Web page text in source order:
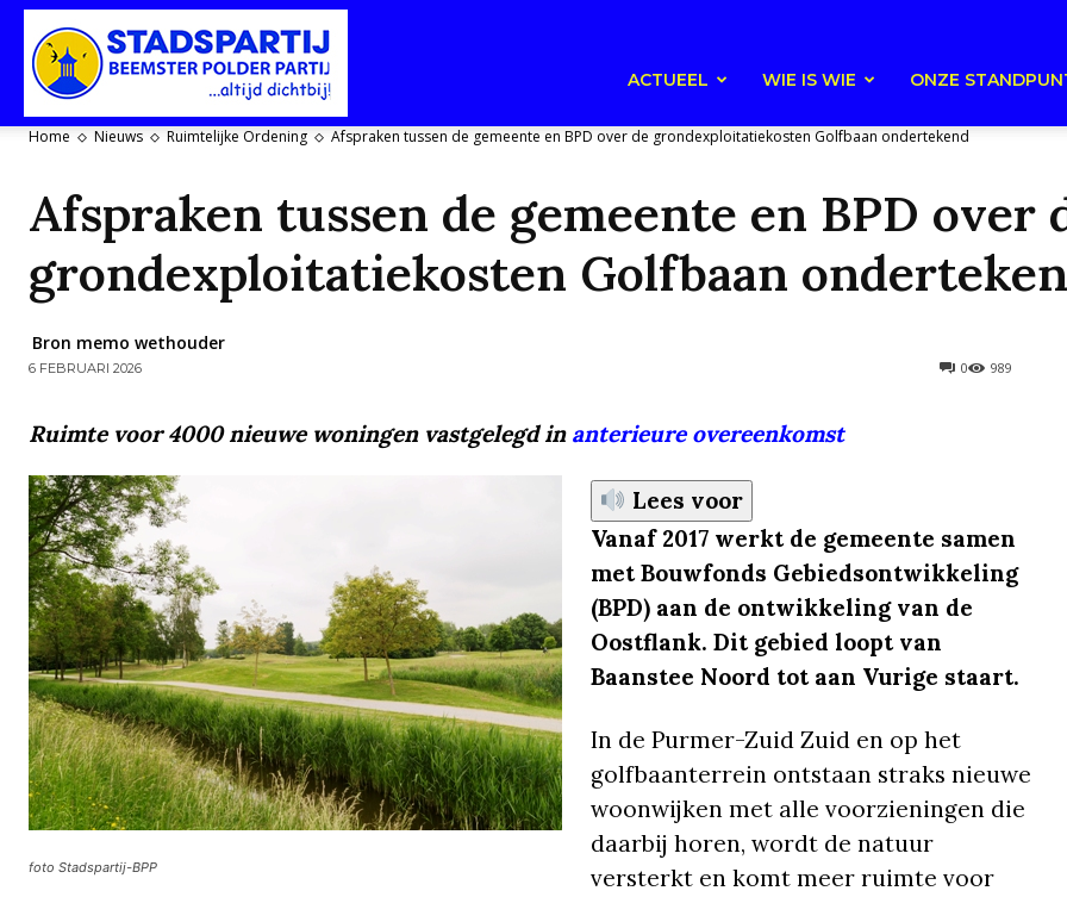
Polderpartij
ACTUEEL WIE IS WIE ONZE
Home Nieuws Ruimtelijke Ordening Afspraken tussen de gemeente en BPD over de grondexploitatiekosten Golfbaan ondertekend
Afspraken tussen de gemeente en BPD over
grondexploitatiekosten Golfbaan
Bron memo wethouder
6 FEBRUARI 2026 989
0
Ruimte voor 4000 nieuwe woningen vastgelegd in anterieure overeenkomst
foto Stadspartij-BPP
Lees voor
Vanaf 2017 werkt de gemeente samen
met Bouwfonds Gebiedsontwikkeling
(BPD) aan de ontwikkeling van de
Oostflank. Dit gebied loopt van
Baanstee Noord tot aan Vurige staart.
In de Purmer-Zuid Zuid en op het
golfbaanterrein ontstaan straks nieuwe
woonwijken met alle voorzieningen die
daarbij horen, wordt de natuur
versterkt en komt meer ruimte voor